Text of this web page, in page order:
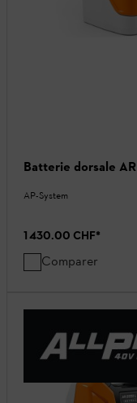
Batterie dorsale
AP-System
1 430.00 CHF*
Comparer